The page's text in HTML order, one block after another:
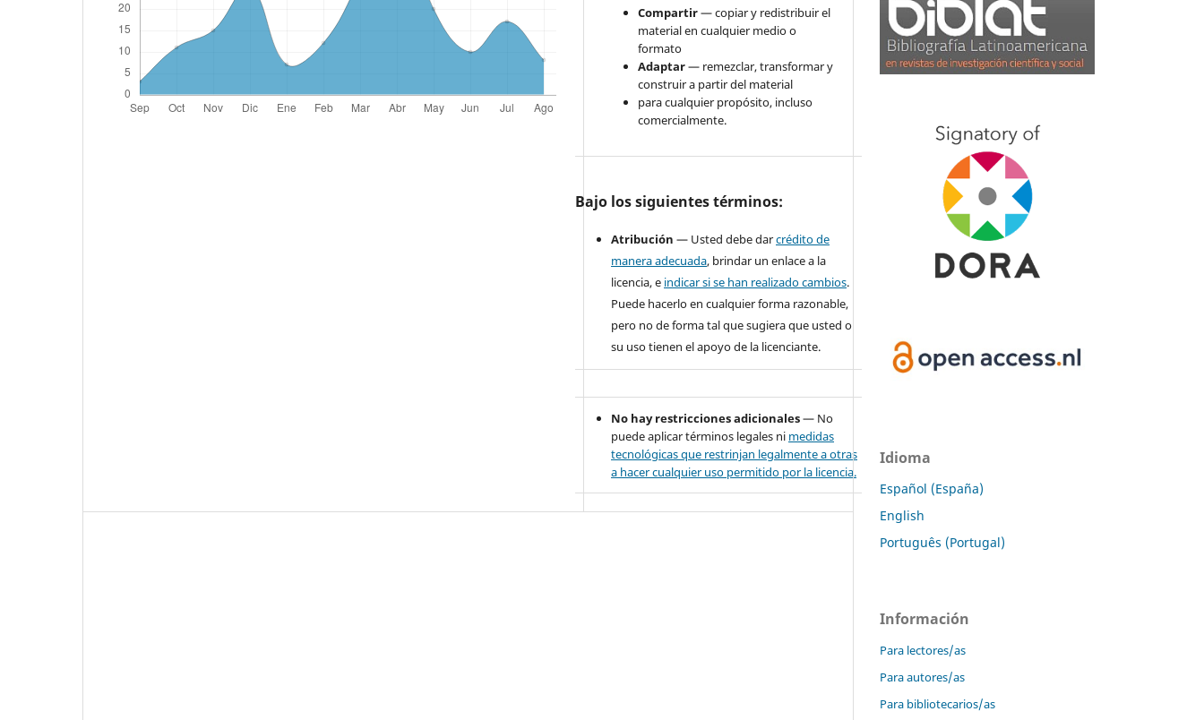
Compartir— copiar y redistribuir el
material en cualquier medio o
formato
Adaptar— remezclar, transformar y
construir a partir del material
para cualquier propósito, incluso
comercialmente.
Bajo los siguientes términos:
Atribución — Usted debe darcrédito de
manera adecuada, brindar un enlace a la
licencia, e indicar si se han realizado cambios.
Puede hacerlo en cualquier forma razonable,
pero no de forma tal que sugiera que usted o
su uso tienen el apoyo de la licenciante.
No hay restricciones adicionales— No
puede aplicar términos legales ni medidas
tecnológicas que restrinjan legalmente a otras
a hacer cualquier uso permitido por la licencia.
Idioma
Español (España)
English
Português (Portugal)
Información
Para lectores/as
Para autores/as
Para bibliotecarios/as